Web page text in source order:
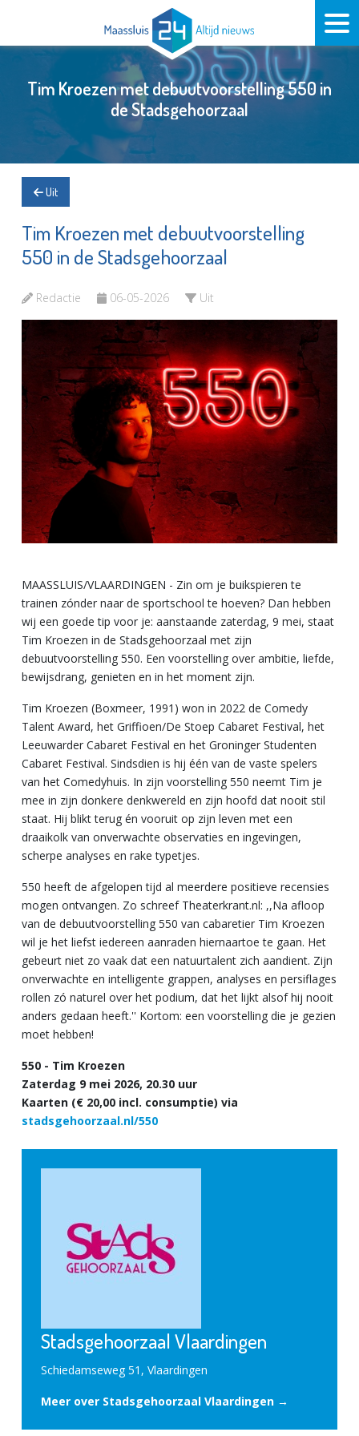
Tim Kroezen met debuutvoorstelling 550 in
de Stadsgehoorzaal
Uit
Tim Kroezen met debuutvoorstelling
550 in de Stadsgehoorzaal
Redactie 06-05-2026 Uit
MAASSLUIS/VLAARDINGEN - Zin om je buikspieren te
trainen zónder naar de sportschool te hoeven? Dan hebben
wij een goede tip voor je: aanstaande zaterdag, 9 mei, staat
Tim Kroezen in de Stadsgehoorzaal met zijn
debuutvoorstelling 550. Een voorstelling over ambitie, liefde,
bewijsdrang, genieten en in het moment zijn.
Tim Kroezen (Boxmeer, 1991) won in 2022 de Comedy
Talent Award, het Griffioen/De Stoep Cabaret Festival, het
Leeuwarder Cabaret Festival en het Groninger Studenten
Cabaret Festival. Sindsdien is hij één van de vaste spelers
van het Comedyhuis. In zijn voorstelling 550 neemt Tim je
mee in zijn donkere denkwereld en zijn hoofd dat nooit stil
staat. Hij blikt terug én vooruit op zijn leven met een
draaikolk van onverwachte observaties en ingevingen,
scherpe analyses en rake typetjes.
550 heeft de afgelopen tijd al meerdere positieve recensies
mogen ontvangen. Zo schreef Theaterkrant.nl: ,,Na afloop
van de debuutvoorstelling 550 van cabaretier Tim Kroezen
wil je het liefst iedereen aanraden hiernaartoe te gaan. Het
gebeurt niet zo vaak dat een natuurtalent zich aandient. Zijn
onverwachte en intelligente grappen, analyses en persiflages
rollen zó naturel over het podium, dat het lijkt alsof hij nooit
anders gedaan heeft.'' Kortom: een voorstelling die je gezien
moet hebben!
550 - Tim Kroezen
Zaterdag 9 mei 2026, 20.30 uur
Kaarten (€ 20,00 incl. consumptie) via
stadsgehoorzaal.nl/550
Stadsgehoorzaal Vlaardingen
Schiedamseweg 51, Vlaardingen
Meer over Stadsgehoorzaal Vlaardingen →